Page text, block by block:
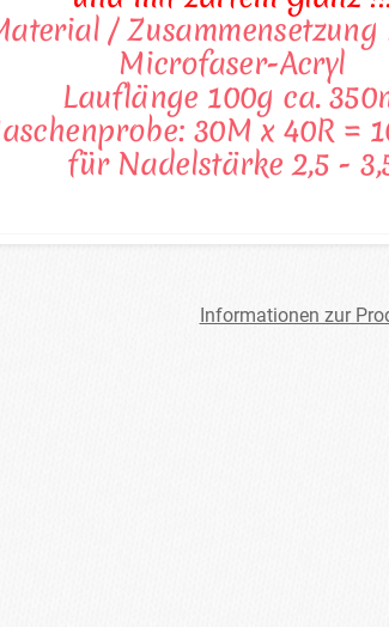
/ Zusammensetzung
Microfaser-Acryl
Lauflänge 100g ca.
30M x 40R =
für Nadelstärke 2,5 -
Informationen zur